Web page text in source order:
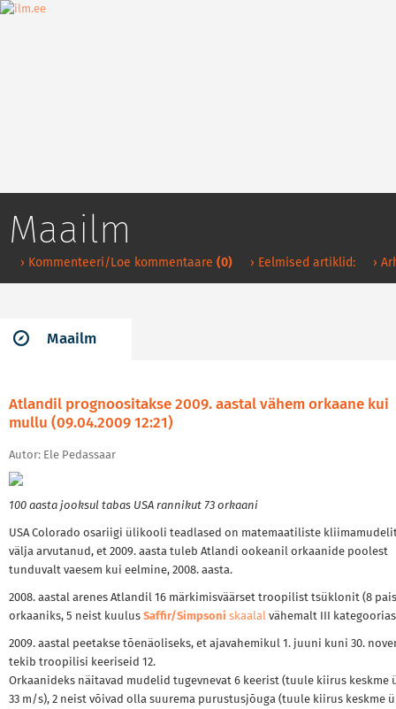
Maailm
› Kommenteeri/Loe kommentaare (0) › Eelmised artiklid: ›
Maailm
Atlandil prognoositakse 2009. aastal vähem orkaane kui
mullu (09.04.2009 12:21)
Autor: Ele Pedassaar
100 aasta jooksul tabas USA rannikut 73 orkaani
USA Colorado osariigi ülikooli teadlased on matemaatiliste
välja arvutanud, et 2009. aasta tuleb Atlandi ookeanil orkaanide poolest
tunduvalt vaesem kui eelmine, 2008. aasta.
2008. aastal arenes Atlandil 16 märkimisväärset troopilist tsüklonit (8
orkaaniks, 5 neist kuulus Saffir/Simpsoni skaalal vähemalt III
2009. aastal peetakse tõenäoliseks, et ajavahemikul 1. juuni kuni 30.
tekib troopilisi keeriseid 12.
Orkaanideks näitavad mudelid tugevnevat 6 keerist (tuule kiirus keskme
33 m/s), 2 neist võivad olla suurema purustusjõuga (tuule kiirus keskme